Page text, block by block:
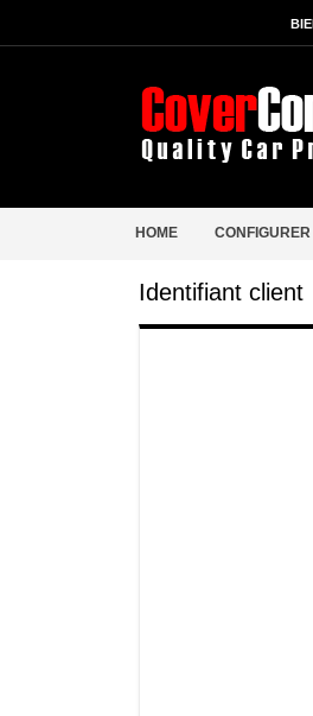
HOME
Identifiant client